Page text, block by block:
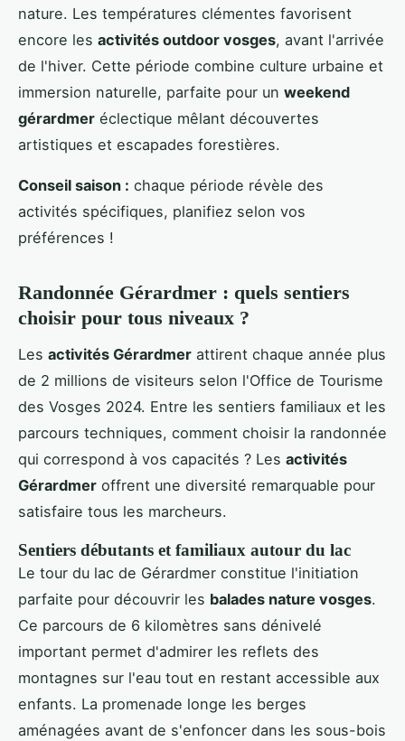
nature. Les températures clémentes favorisent
encore les activités outdoor vosges, avant l'arrivée
de l'hiver. Cette période combine culture urbaine et
immersion naturelle, parfaite pour un weekend
gérardmer éclectique mêlant découvertes
artistiques et escapades forestières.
Conseil saison : chaque période révèle des
activités spécifiques, planifiez selon vos
préférences !
Randonnée Gérardmer : quels sentiers
choisir pour tous niveaux ?
Les activités Gérardmer attirent chaque année plus
de 2 millions de visiteurs selon l'Office de Tourisme
des Vosges 2024. Entre les sentiers familiaux et les
parcours techniques, comment choisir la randonnée
qui correspond à vos capacités ? Les activités
Gérardmer offrent une diversité remarquable pour
satisfaire tous les marcheurs.
Sentiers débutants et familiaux autour du lac
Le tour du lac de Gérardmer constitue l'initiation
parfaite pour découvrir les balades nature vosges.
Ce parcours de 6 kilomètres sans dénivelé
important permet d'admirer les reflets des
montagnes sur l'eau tout en restant accessible aux
enfants. La promenade longe les berges
aménagées avant de s'enfoncer dans les sous-bois